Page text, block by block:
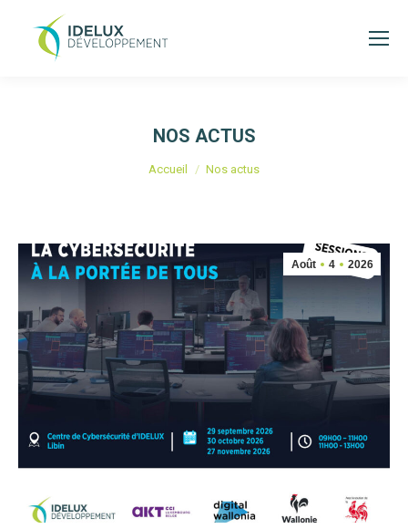
NOS ACTUS
Vous êtes ici :
Accueil Nos actus
Août 4 2026